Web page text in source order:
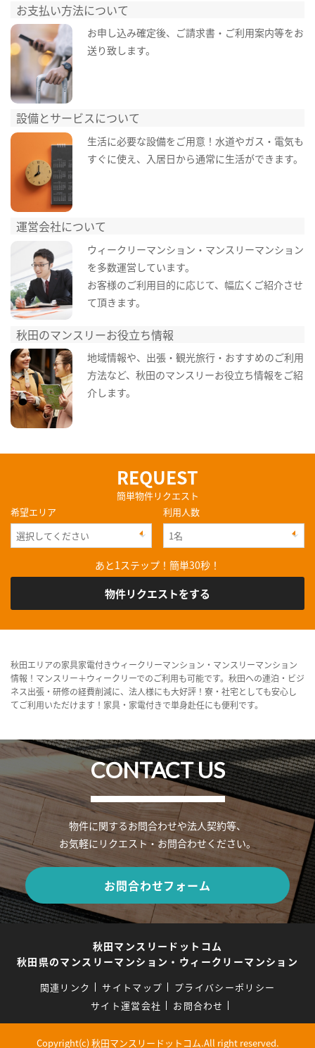
お支払い方法について
お申し込み確定後、ご請求書・ご利用案内等をお
送り致します。
設備とサービスについて
生活に必要な設備をご用意！水道やガス・電気も
すぐに使え、入居日から通常に生活ができます。
運営会社について
ウィークリーマンション・マンスリーマンション
を多数運営しています。
お客様のご利用目的に応じて、幅広くご紹介させ
て頂きます。
秋田のマンスリーお役立ち情報
地域情報や、出張・観光旅行・おすすめのご利用
方法など、秋田のマンスリーお役立ち情報をご紹
介します。
REQUEST
簡単物件リクエスト
希望エリア
利用人数
あと1ステップ！簡単30秒！
物件リクエストをする
秋田エリアの家具家電付きウィークリーマンション・マンスリーマンション
情報！マンスリー＋ウィークリーでのご利用も可能です。秋田への連泊・ビジ
ネス出張・研修の経費削減に、法人様にも大好評！寮・社宅としても安心し
てご利用いただけます！家具・家電付きで単身赴任にも便利です。
CONTACT US
物件に関するお問合わせや法人契約等、
お気軽にリクエスト・お問合わせください。
お問合わせフォーム
秋田マンスリードットコム
秋田県のマンスリーマンション・ウィークリーマンション
関連リンク サイトマップ
プライバシーポリシー
サイト運営会社
お問合わせ
Copyright(c) 秋田マンスリードットコム.All right reserved.